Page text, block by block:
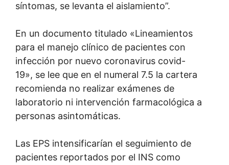
síntomas, se levanta el aislamiento”.
En un documento titulado «Lineamientos
para el manejo clínico de pacientes con
infección por nuevo coronavirus covid-
19», se lee que en el numeral 7.5 la cartera
recomienda no realizar exámenes de
laboratorio ni intervención farmacológica a
personas asintomáticas.
Las EPS intensificarían el seguimiento de
pacientes reportados por el INS como